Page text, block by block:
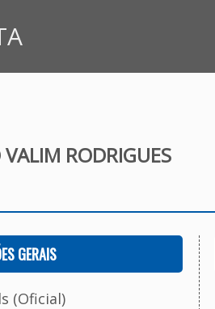
RODRIGUES
GERAIS
(Oficial)